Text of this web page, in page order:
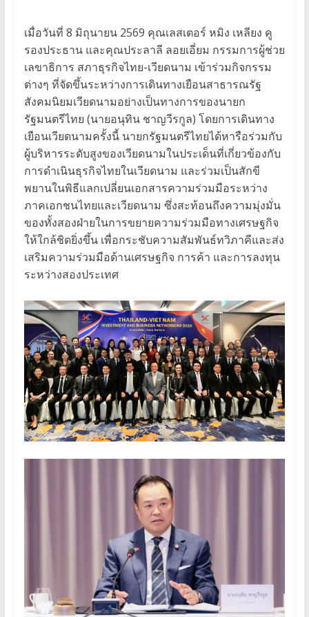
เมื่อวันที่ 8 มิถุนายน 2569 คุณเลสเตอร์ หมิง เหลียง คู
รองประธาน และคุณประลาลี ลอยเอี่ยม กรรมการผู้ช่วย
เลขาธิการ สภาธุรกิจไทย-เวียดนาม เข้าร่วมกิจกรรม
ต่างๆ ที่จัดขึ้นระหว่างการเดินทางเยือนสาธารณรัฐ
สังคมนิยมเวียดนามอย่างเป็นทางการของนายก
รัฐมนตรีไทย (นายอนุทิน ชาญวีรกูล) โดยการเดินทาง
เยือนเวียดนามครั้งนี้ นายกรัฐมนตรีไทยได้หารือร่วมกับ
ผู้บริหารระดับสูงของเวียดนามในประเด็นที่เกี่ยวข้องกับ
การดำเนินธุรกิจไทยในเวียดนาม และร่วมเป็นสักขี
พยานในพิธีแลกเปลี่ยนเอกสารความร่วมมือระหว่าง
ภาคเอกชนไทยและเวียดนาม ซึ่งสะท้อนถึงความมุ่งมั่น
ของทั้งสองฝ่ายในการขยายความร่วมมือทางเศรษฐกิจ
ให้ใกล้ชิดยิ่งขึ้น เพื่อกระชับความสัมพันธ์ทวิภาคีและส่ง
เสริมความร่วมมือด้านเศรษฐกิจ การค้า และการลงทุน
ระหว่างสองประเทศ